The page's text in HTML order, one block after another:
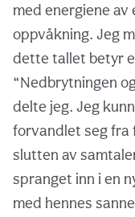
med energiene
oppvåkning. Jeg
dette tallet betyr
“Nedbrytningen
delte jeg. Jeg
forvandlet seg fra
slutten av
spranget inn i en
med hennes